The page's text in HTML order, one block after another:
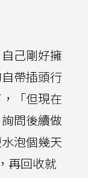
自己剛好擁
帶插頭行
「但現在
問後續做
泡個幾天
再回收就